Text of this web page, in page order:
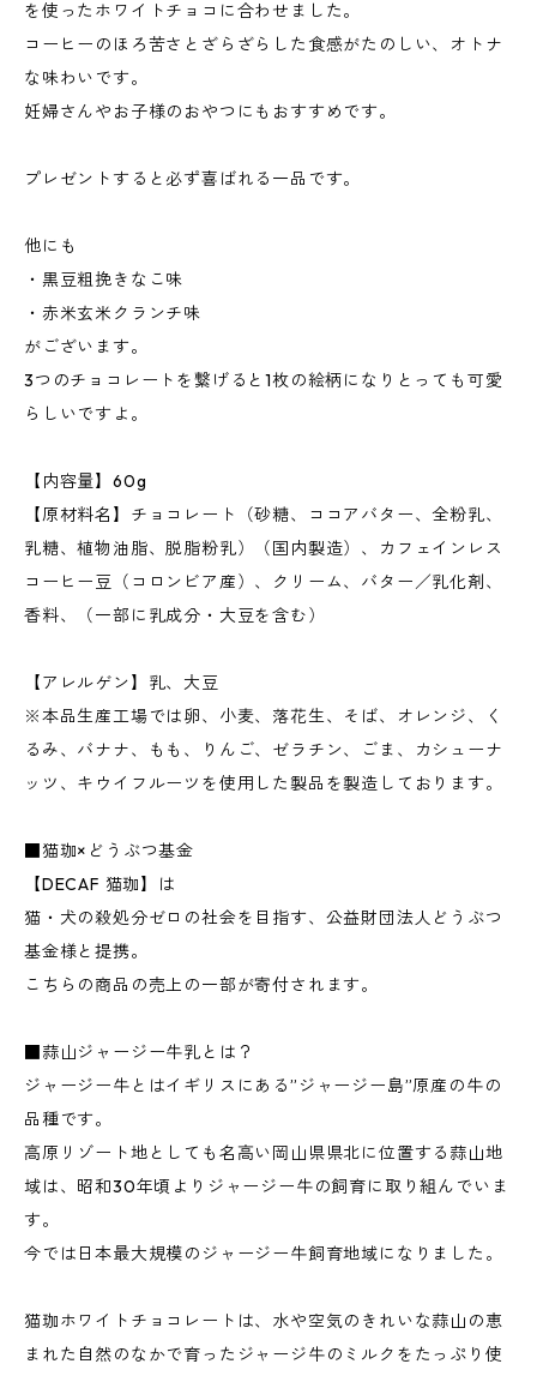
を使ったホワイトチョコに合わせました。
コーヒーのほろ苦さとざらざらした食感がたのしい、オトナ
な味わいです。
妊婦さんやお子様のおやつにもおすすめです。
プレゼントすると必ず喜ばれる一品です。
他にも
・黒豆粗挽きなこ味
・赤米玄米クランチ味
がございます。
3つのチョコレートを繋げると1枚の絵柄になりとっても可愛
らしいですよ。
【内容量】60g
【原材料名】チョコレート（砂糖、ココアバター、全粉乳、
乳糖、植物油脂、脱脂粉乳）（国内製造）、カフェインレス
コーヒー豆（コロンビア産）、クリーム、バター／乳化剤、
香料、（一部に乳成分・大豆を含む）
【アレルゲン】乳、大豆
※本品生産工場では卵、小麦、落花生、そば、オレンジ、く
るみ、バナナ、もも、りんご、ゼラチン、ごま、カシューナ
ッツ、キウイフルーツを使用した製品を製造しております。
■猫珈×どうぶつ基金
【DECAF 猫珈】は
猫・犬の殺処分ゼロの社会を目指す、公益財団法人どうぶつ
基金様と提携。
こちらの商品の売上の一部が寄付されます。
■蒜山ジャージー牛乳とは？
ジャージー牛とはイギリスにある”ジャージー島”原産の牛の
品種です。
高原リゾート地としても名高い岡山県県北に位置する蒜山地
域は、昭和30年頃よりジャージー牛の飼育に取り組んでいま
す。
今では日本最大規模のジャージー牛飼育地域になりました。
猫珈ホワイトチョコレートは、水や空気のきれいな蒜山の恵
まれた自然のなかで育ったジャージ牛のミルクをたっぷり使